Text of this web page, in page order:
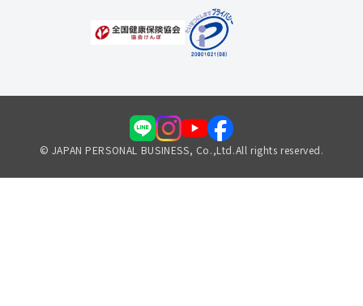
© JAPAN PERSONAL BUSINESS, Co.,Ltd.All rights reserved.